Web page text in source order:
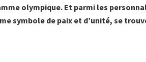
olympique. Et parmi les
symbole de paix et d’unité, se